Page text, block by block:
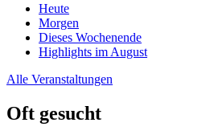
Heute
Morgen
Dieses Wochenende
Highlights im August
Alle Veranstaltungen
Oft gesucht